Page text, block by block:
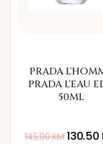
PRADA
PRADA L'EAU
50ML
145.00KM 130.50